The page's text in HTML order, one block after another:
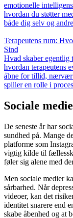
emotionelle
hvordan du støtter
både dig selv og
Terapeutens rum:
Sind
Hvad skaber egentlig
hvordan terapeutens
åbne for tillid, nærvær
spiller en rolle i
Sociale
De seneste år har
sundhed på. Mange
platforme som
vigtig kilde til
føler sig alene med
Men sociale medier
sårbarhed. Når
videoer, kan det
identitet snarere end
skabe åbenhed og at